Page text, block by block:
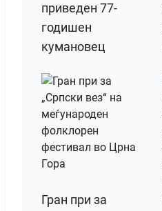
приведен 77-
годишен
кумановец
Гран при за